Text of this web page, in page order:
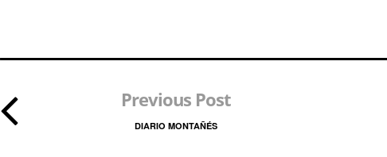
Previous Post
DIARIO MONTAÑÉS